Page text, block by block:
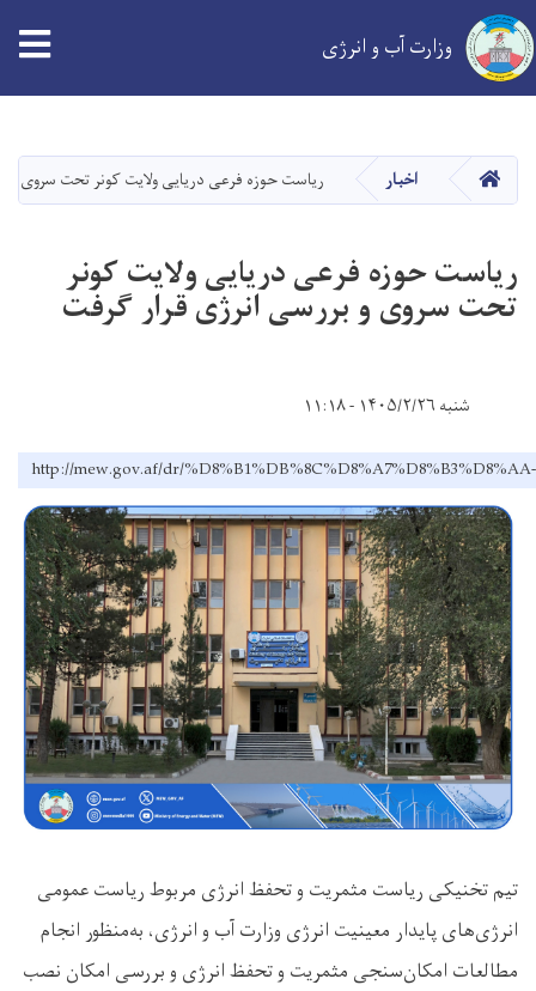
main
content
وزارت آب و انرژی
خانه اخبار ریاست حوزه فرعی دریایی ولایت کونر تحت سروی و
ریاست حوزه فرعی دریایی ولایت کونر
تحت سروی و بررسی انرژی قرار گرفت
شنبه ۱۴۰۵/۲/۲۶ - ۱۱:۱۸
http://mew.gov.af/dr/
تیم تخنیکی ریاست مثمریت و تحفظ انرژی مربوط ریاست عمومی
انرژی‌های پایدار معینیت انرژی وزارت آب و انرژی، به‌منظور انجام
مطالعات امکان‌سنجی مثمریت و تحفظ انرژی و بررسی امکان نصب